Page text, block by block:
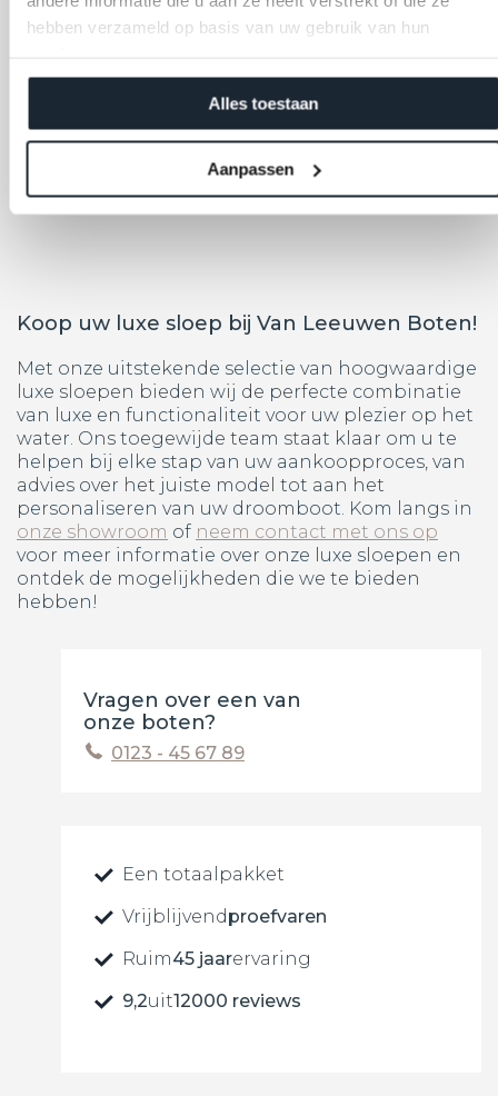
hebben verzameld op basis van uw gebruik van hun
Alles toestaan
Aanpassen
Vragen over een van
onze boten?
0123 - 45 67 89
Een totaalpakket
Vrijblijvendproefvaren
Ruim45 jaarervaring
9,2uit12000 reviews
produceren die niet alleen elegantie uitstralen,
maar ook bestand zijn tegen de uitdagingen van
gebouwd om lang mee te gaan en te voldoen
aan de eisen van een veeleisende levensstijl op
het water. Van de romp tot aan de bekleding,
vervaardigd met het oog op langdurige
prestaties en betrouwbaarheid.
Koop uw luxe sloep bij Van Leeuwen Boten!
Met onze uitstekende selectie van hoogwaardige
luxe sloepen bieden wij de perfecte combinatie
van luxe en functionaliteit voor uw plezier op het
water. Ons toegewijde team staat klaar om u te
helpen bij elke stap van uw aankoopproces, van
advies over het juiste model tot aan het
personaliseren van uw droomboot. Kom langs in
onze showroom of neem contact met ons op
voor meer informatie over onze luxe sloepen en
ontdek de mogelijkheden die we te bieden
hebben!